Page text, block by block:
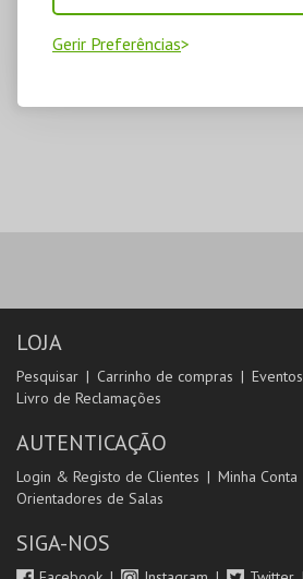
Gerir Preferências
LOJA
Pesquisar Carrinho de compras Eventos
Livro de Reclamações
AUTENTICAÇÃO
Login & Registo de Clientes Minha Conta
Orientadores de Salas
SIGA-NOS